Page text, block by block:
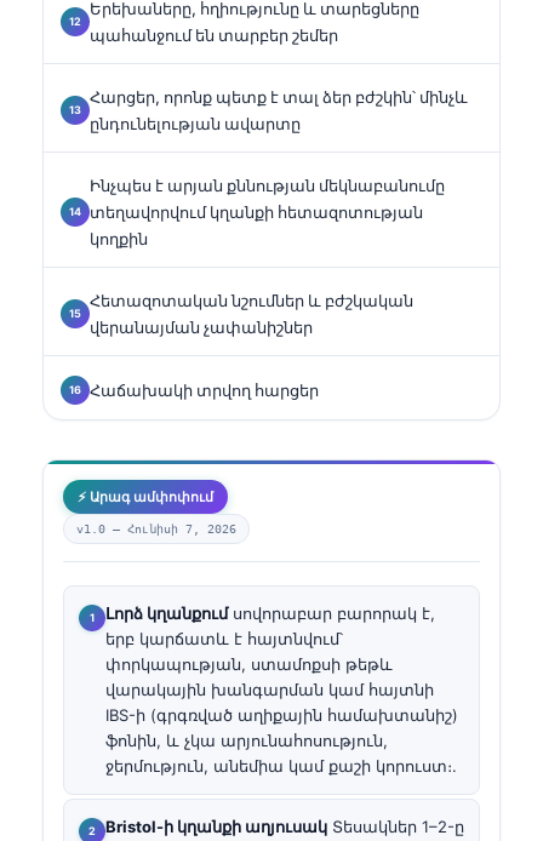
Երեխաները, հղիությունը և տարեցները
պահանջում են տարբեր շեմեր
Հարցեր, որոնք պետք է տալ ձեր բժշկին՝ մինչև
ընդունելության ավարտը
Ինչպես է արյան քննության մեկնաբանումը
տեղավորվում կղանքի հետազոտության
կողքին
Հետազոտական նշումներ և բժշկական
վերանայման չափանիշներ
Հաճախակի տրվող հարցեր
⚡ Արագ ամփոփում
v1.0 — Հունիսի 7, 2026
Լորձ կղանքումսովորաբար բարորակ է,
երբ կարճատև է հայտնվում՝
փորկապության, ստամոքսի թեթև
վարակային խանգարման կամ հայտնի
IBS-ի (գրգռված աղիքային համախտանիշ)
ֆոնին, և չկա արյունահոսություն,
ջերմություն, անեմիա կամ քաշի կորուստ։.
Bristol-ի կղանքի աղյուսակ Տեսակներ 1–2-ը